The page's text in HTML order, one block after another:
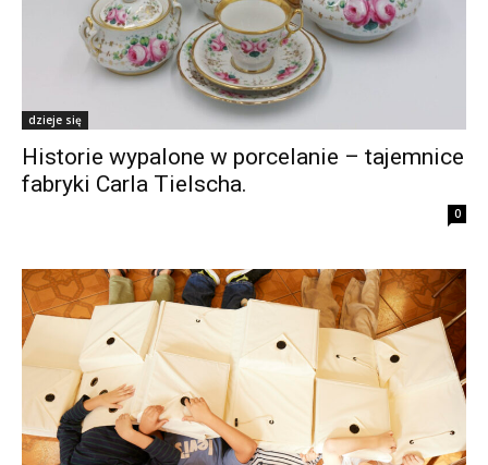
dzieje się
Historie wypalone w porcelanie – tajemnice
fabryki Carla Tielscha.
0